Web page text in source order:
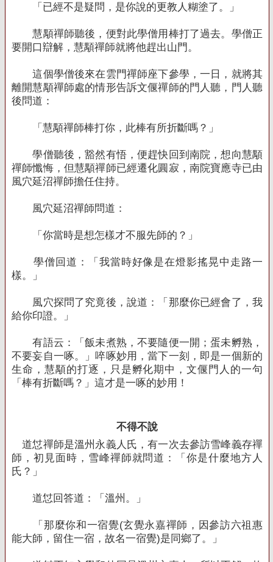
「已經不是疑問，是你說的更教人糊塗了。」
慧顒禪師聽後，便對此學僧用棒打了過去。學僧正
要開口辯解，慧顒禪師就將他趕出山門。
這個學僧後來在雲門禪師座下參學，一日，就將其
離開慧顒禪師處的情形告訴文偃禪師的門人聽，門人聽
後問道：
「慧顒禪師棒打你，此棒有所折斷嗎？」
學僧聽後，豁然有悟，便趕快回到南院，想向慧顒
禪師懺悔，但慧顒禪師已經遷化圓寂，南院寶應寺已由
風穴延沼禪師擔任住持。
風穴延沼禪師問道：
「你當時是想怎樣才不服先師的？」
學僧回道：「我當時好像是在燈影搖晃中走路一
樣。」
風穴探問了究竟後，說道：「那麼你已經會了，我
給你印證。」
有語云：「飯未煮熟，不要隨便一開；蛋未孵熟，
不要妄自一啄。」啐啄妙用，當下一刻，即是一個新的
生命，慧顒的打逐，只是孵化期中，文偃門人的一句
「棒有折斷嗎？」這才是一啄的妙用！
不得不說
道怤禪師是溫州永義人氏，有一次去參訪雪峰義存禪
師，初見面時，雪峰禪師就問道：「你是什麼地方人
氏？」
道怤回答道：「溫州。」
「那麼你和一宿覺(玄覺永嘉禪師，因參訪六祖惠
能大師，留住一宿，故名一宿覺)是同鄉了。」